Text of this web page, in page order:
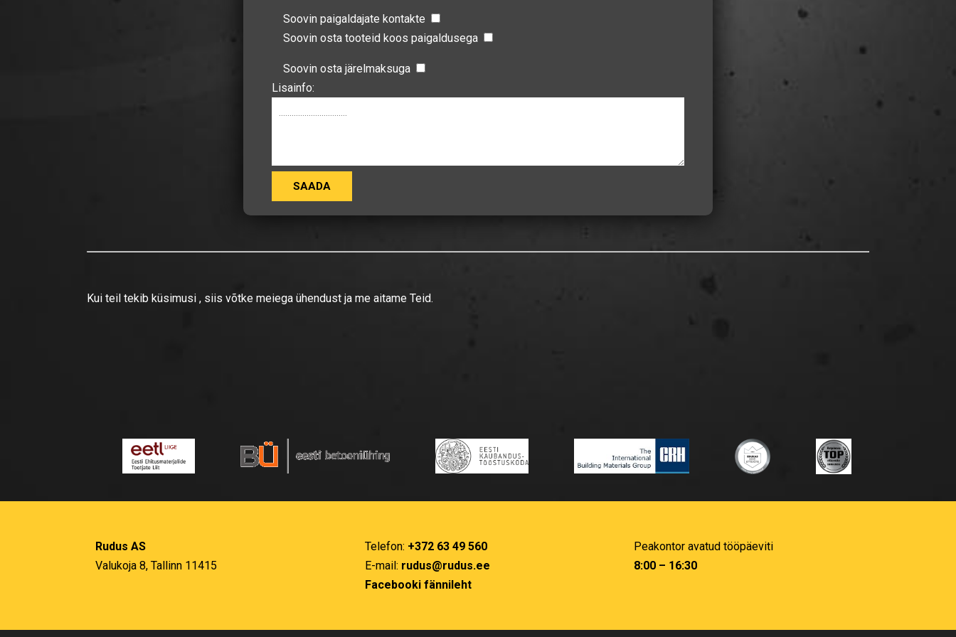
Soovin paigaldajate kontakte
Soovin osta tooteid koos paigaldusega
Soovin osta järelmaksuga
Lisainfo:
Kui teil tekib küsimusi , siis võtke meiega ühendust ja me aitame Teid.
Rudus AS
Valukoja 8, Tallinn 11415
Telefon: +372 63 49 560
E-mail: rudus@rudus.ee
Facebooki fännileht
Peakontor avatud tööpäeviti
8:00 – 16:30